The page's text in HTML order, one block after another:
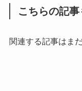
こちらの記
関連する記事はま